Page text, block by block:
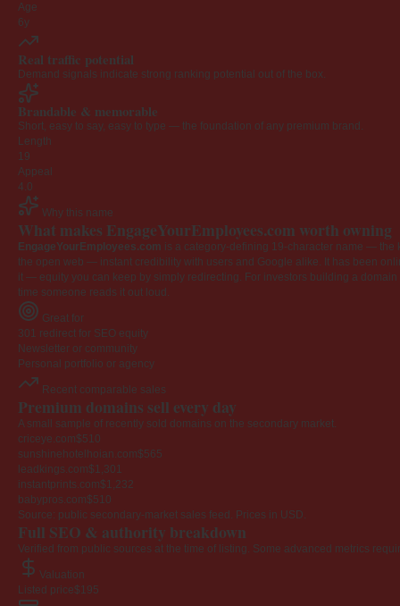
Age
6y
Real traffic potential
Demand signals indicate strong ranking potential out of the box.
Brandable & memorable
Short, easy to say, easy to type — the foundation of any premium brand.
Length
19
Appeal
4.0
Why this name
What makes EngageYourEmployees.com worth owning
EngageYourEmployees.com is a category-defining 19-character name — the
the open web — instant credibility with users and Google alike. It has been
it — equity you can keep by simply redirecting. For investors building a
time someone reads it out loud.
Great for
301 redirect for SEO equity
Newsletter or community
Personal portfolio or agency
Recent comparable sales
Premium domains sell every day
A small sample of recently sold domains on the secondary market.
criceye.com$510
sunshinehotelhoian.com$565
leadkings.com$1,301
instantprints.com$1,232
babypros.com$510
Source: public secondary-market sales feed. Prices in USD.
Full SEO & authority breakdown
Verified from public sources at the time of listing. Some advanced metrics
Valuation
Listed price$195